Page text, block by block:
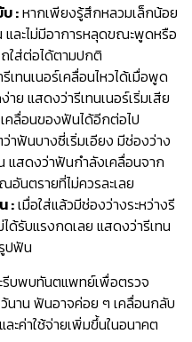
:หากเพียงรู้สึกหลวมเล็กน้อย
และไม่มีอาการหลุดขณะพูดหรือ
ใส่ต่อได้ตามปกติ
เทนเนอร์เคลื่อนไหวได้เมื่อพูด
ย แสดงว่ารีเทนเนอร์เริ่มเสีย
คลื่อนของฟันได้อีกต่อไป
าฟันบางซี่เริ่มเอียง มีช่องว่าง
สดงว่าฟันกำลังเคลื่อนจาก
นตรายที่ไม่ควรละเลย
:เมื่อใส่แล้วมีช่องว่างระหว่างรี
ด้รับแรงกดเลย แสดงว่ารีเทน
ปฟัน
รีบพบทันตแพทย์เพื่อตรวจ
ว้นาน ฟันอาจค่อย ๆ เคลื่อนกลับ
ะค่าใช้จ่ายเพิ่มขึ้นในอนาคต